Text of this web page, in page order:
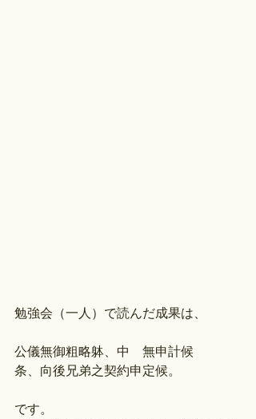
勉強会（一人）で読んだ成果は、
公儀無御粗略躰、中ゝ無申計候
条、向後兄弟之契約申定候。
です。